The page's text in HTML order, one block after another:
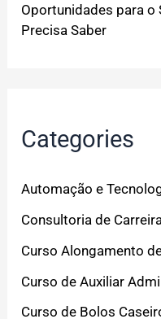
Oportunidades para o
Precisa Saber
Categories
Automação e
Consultoria de
Curso Alongamento
Curso de Auxiliar
Curso de Bolos